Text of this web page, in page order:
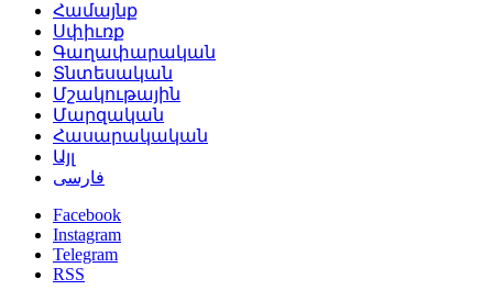
Համայնք
Սփիւռք
Գաղափարական
Տնտեսական
Մշակութային
Մարզական
Հասարակական
Այլ
فارسی
Facebook
Instagram
Telegram
RSS